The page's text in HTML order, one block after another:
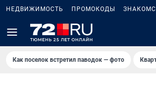
НЕДВИЖИМОСТЬ ПРОМОКОДЫ
Как поселок встретил паводок — фото